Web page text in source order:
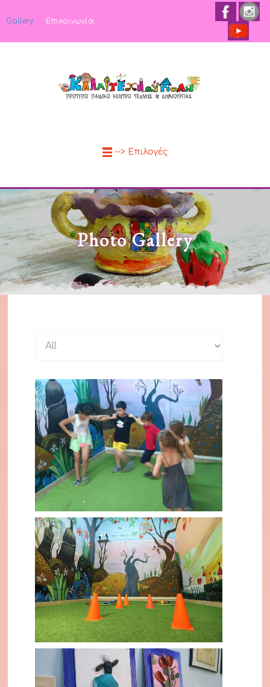
Gallery Επικοινωνία
--> Επιλογές
Photo Gallery